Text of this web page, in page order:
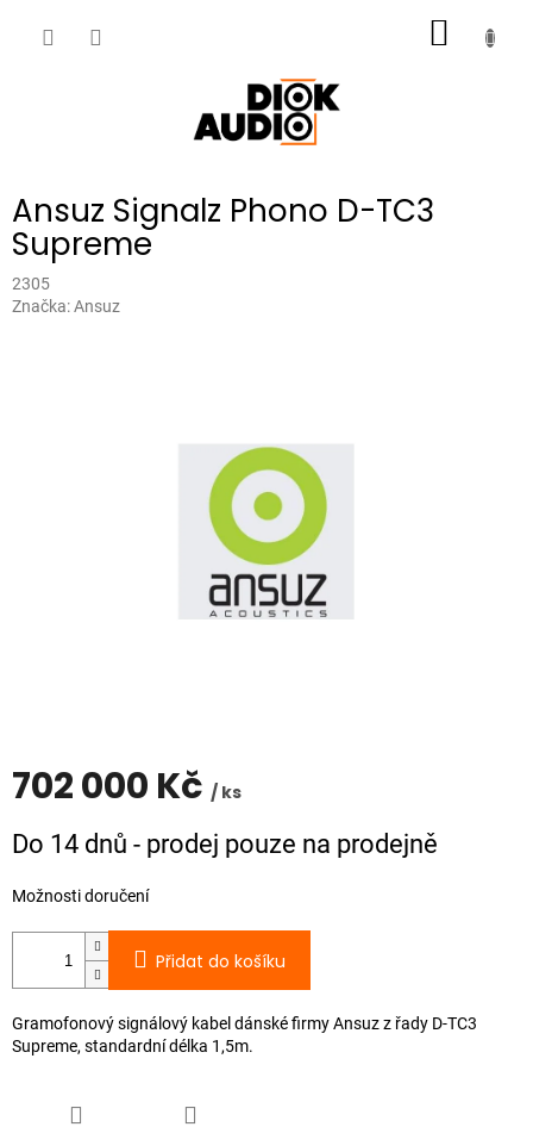
Ansuz Signalz Phono D-TC3
Supreme
2305
Značka:Ansuz
702 000 Kč / ks
cena:
Do 14 dnů - prodej pouze na prodejně
Možnosti doručení
Přidat do košíku
Gramofonový signálový kabel dánské firmy Ansuz z řady D-TC3
Supreme, standardní délka 1,5m.